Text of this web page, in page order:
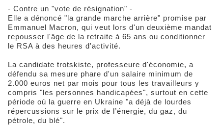
- Contre un "vote de résignation" -
Elle a dénoncé "la grande marche arrière" promise par
Emmanuel Macron, qui veut lors d'un deuxième mandat
repousser l'âge de la retraite à 65 ans ou conditionner
le RSA à des heures d'activité.
La candidate trotskiste, professeure d'économie, a
défendu sa mesure phare d'un salaire minimum de
2.000 euros net par mois pour tous les travailleurs y
compris "les personnes handicapées", surtout en cette
période où la guerre en Ukraine "a déjà de lourdes
répercussions sur le prix de l’énergie, du gaz, du
pétrole, du blé".